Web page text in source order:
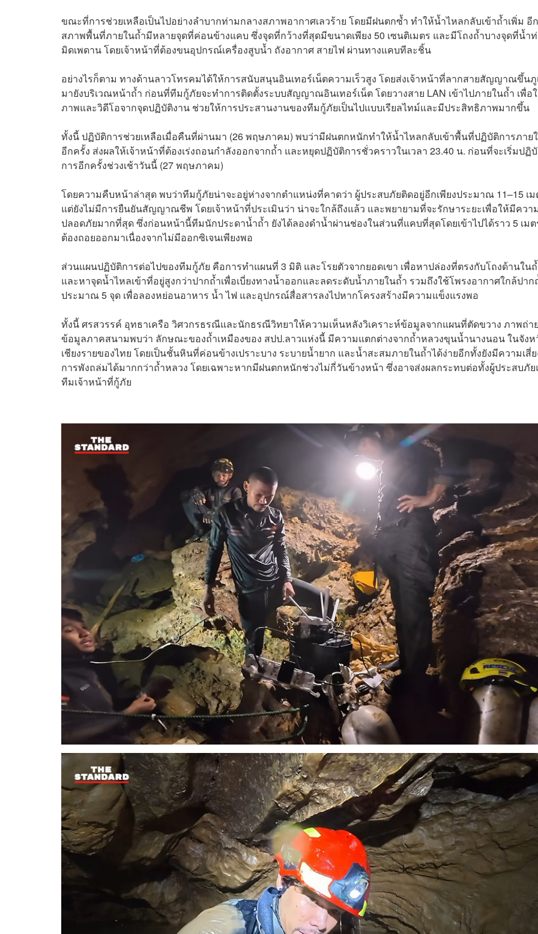
ขณะที่การช่วยเหลือเป็นไปอย่างลำบากท่ามกลางสภาพอากาศเลวร้าย โดยมีฝนตกซ้ำ ทำให้น้ำไหลกลับเข้าถ้ำเพิ่ม อี
สภาพพื้นที่ภายในถ้ำมีหลายจุดที่ค่อนข้างแคบ ซึ่งจุดที่กว้างที่สุดมีขนาดเพียง 50 เซนติเมตร และมีโถงถ้ำบางจุดที่น้ำ
มิดเพดาน โดยเจ้าหน้าที่ต้องขนอุปกรณ์เครื่องสูบน้ำ ถังอากาศ สายไฟ ผ่านทางแคบทีละชิ้น
อย่างไรก็ตาม ทางด้านลาวโทรคมได้ให้การสนับสนุนอินเทอร์เน็ตความเร็วสูง โดยส่งเจ้าหน้าที่ลากสายสัญญาณขึ้นภู
มายังบริเวณหน้าถ้ำ ก่อนที่ทีมกู้ภัยจะทำการติดตั้งระบบสัญญาณอินเทอร์เน็ต โดยวางสาย LAN เข้าไปภายในถ้ำ เพื่อ
ภาพและวิดีโอจากจุดปฏิบัติงาน ช่วยให้การประสานงานของทีมกู้ภัยเป็นไปแบบเรียลไทม์และมีประสิทธิภาพมากขึ้น
ทั้งนี้ ปฏิบัติการช่วยเหลือเมื่อคืนที่ผ่านมา (26 พฤษภาคม) พบว่ามีฝนตกหนักทำให้น้ำไหลกลับเข้าพื้นที่ปฏิบัติการภาย
อีกครั้ง ส่งผลให้เจ้าหน้าที่ต้องเร่งถอนกำลังออกจากถ้ำ และหยุดปฏิบัติการชั่วคราวในเวลา 23.40 น. ก่อนที่จะเริ่มปฏิ
การอีกครั้งช่วงเช้าวันนี้ (27 พฤษภาคม)
โดยความคืบหน้าล่าสุด พบว่าทีมกู้ภัยน่าจะอยู่ห่างจากตำแหน่งที่คาดว่า ผู้ประสบภัยติดอยู่อีกเพียงประมาณ 11–15 เม
แต่ยังไม่มีการยืนยันสัญญาณชีพ โดยเจ้าหน้าที่ประเมินว่า น่าจะใกล้ถึงแล้ว และพยายามที่จะรักษาระยะเพื่อให้มีความ
ปลอดภัยมากที่สุด ซึ่งก่อนหน้านี้ทีมนักประดาน้ำถ้ำ ยังได้ลองดำน้ำผ่านช่องในส่วนที่แคบที่สุดโดยเข้าไปได้ราว 5 เม
ต้องถอยออกมาเนื่องจากไม่มีออกซิเจนเพียงพอ
ส่วนแผนปฏิบัติการต่อไปของทีมกู้ภัย คือการทำแผนที่ 3 มิติ และโรยตัวจากยอดเขา เพื่อหาปล่องที่ตรงกับโถงด้านใน
และหาจุดน้ำไหลเข้าที่อยู่สูงกว่าปากถ้ำเพื่อเบี่ยงทางน้ำออกและลดระดับน้ำภายในถ้ำ รวมถึงใช้โพรงอากาศใกล้ปาก
ประมาณ 5 จุด เพื่อลองหย่อนอาหาร น้ำ ไฟ และอุปกรณ์สื่อสารลงไปหากโครงสร้างมีความแข็งแรงพอ
ทั้งนี้ ศรสวรรค์ อุทธาเครือ วิศวกรธรณีและนักธรณีวิทยาให้ความเห็นหลังวิเคราะห์ข้อมูลจากแผนที่ตัดขวาง ภาพถ่า
ข้อมูลภาคสนามพบว่า ลักษณะของถ้ำเหมืองของ สปป.ลาวแห่งนี้ มีความแตกต่างจากถ้ำหลวงขุนน้ำนางนอน ในจังห
เชียงรายของไทย โดยเป็นชั้นหินที่ค่อนข้างเปราะบาง ระบายน้ำยาก และน้ำสะสมภายในถ้ำได้ง่ายอีกทั้งยังมีความเสี่
การพังถล่มได้มากกว่าถ้ำหลวง โดยเฉพาะหากมีฝนตกหนักช่วงไม่กี่วันข้างหน้า ซึ่งอาจส่งผลกระทบต่อทั้งผู้ประสบภัย
ทีมเจ้าหน้าที่กู้ภัย